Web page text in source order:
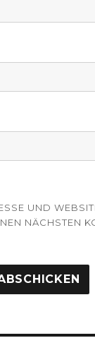
UND
NÄCHSTEN